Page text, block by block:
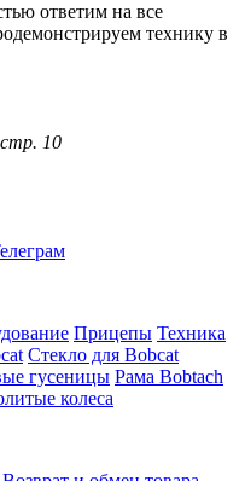
ответим на все
технику в
10
Прицепы Техника
Стекло для Bobcat
гусеницы Рама Bobtach
колеса